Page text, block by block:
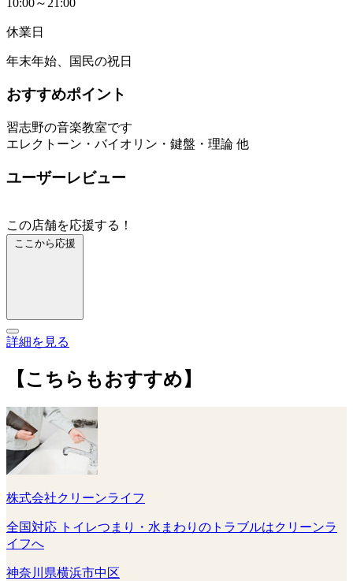
休業日
年末年始、国民の祝日
おすすめポイント
習志野の音楽教室です
エレクトーン・バイオリン・鍵盤・理論 他
ユーザーレビュー
この店舗を応援する！
ここから応援
詳細を見る
【こちらもおすすめ】
株式会社クリーンライフ
全国対応 トイレつまり・水まわりのトラブルはクリーンラ
イフへ
神奈川県横浜市中区